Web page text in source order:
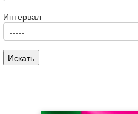
Интервал